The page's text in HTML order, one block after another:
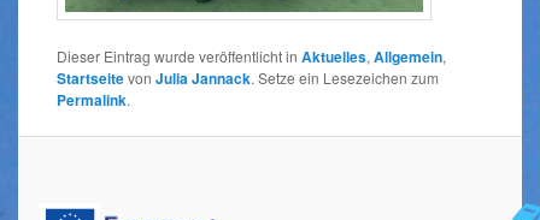
Dieser Eintrag wurde veröffentlicht in Aktuelles, Allgemein,
Startseitevon Julia Jannack. Setze ein Lesezeichen zum
Permalink.